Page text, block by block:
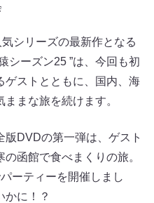
シリーズの最新作となる
シーズン25 ”は、今回も初
ゲストとともに、国内、海
まな旅を続けます。
DVDの第一弾は、ゲスト
函館で食べまくりの旅。
ーティーを開催しまし
かに！？